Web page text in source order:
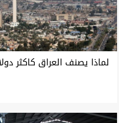
لماذا يصنف العراق كاكثر